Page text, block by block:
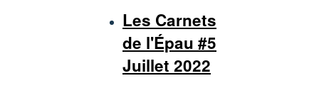
Les Carnets
de l'Épau #5
Juillet 2022